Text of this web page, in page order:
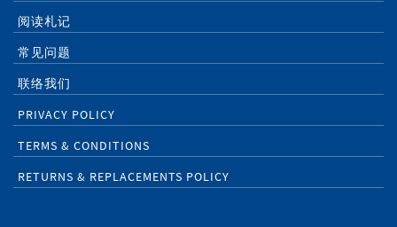
阅读札记
常见问题
联络我们
PRIVACY POLICY
TERMS & CONDITIONS
RETURNS & REPLACEMENTS POLICY